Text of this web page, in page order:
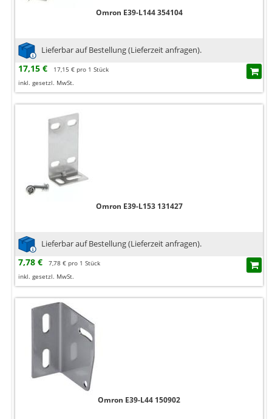
Omron E39-L144 354104
Lieferbar auf Bestellung (Lieferzeit anfragen).
17,15 €
17,15 € pro 1 Stück
inkl. gesetzl. MwSt.
Omron E39-L153 131427
Lieferbar auf Bestellung (Lieferzeit anfragen).
7,78 €
7,78 € pro 1 Stück
inkl. gesetzl. MwSt.
Omron E39-L44 150902